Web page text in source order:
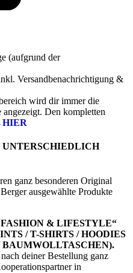
(aufgrund der
Versandbenachrichtigung &
wird dir immer die
angezeigt. Den kompletten
ganz besonderen Original
ausgewählte Produkte
& LIFESTYLE“
/ T-SHIRTS / HOODIES
BAUMWOLLTASCHEN).
deiner Bestellung ganz
in